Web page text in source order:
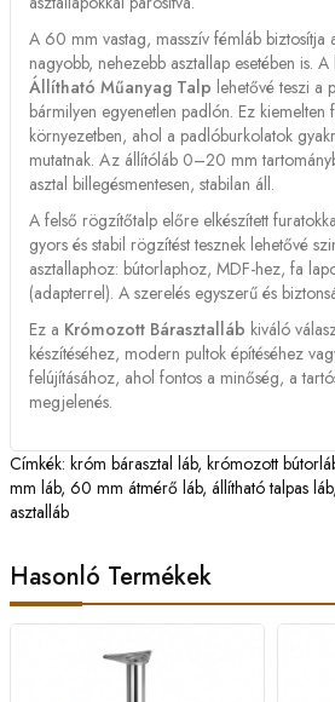
A 60 mm vastag, masszív fémláb biztosítja
nagyobb, nehezebb asztallap esetében is.
Állítható Műanyag Talp lehetővé teszi a
bármilyen egyenetlen padlón. Ez kiemelten
környezetben, ahol a padlóburkolatok
mutatnak. Az állítóláb 0–20 mm
asztal billegésmentesen, stabilan áll.
A felső rögzítőtalp előre elkészített
gyors és stabil rögzítést tesznek lehetővé
asztallaphoz: bútorlaphoz, MDF-hez, fa
(adapterrel). A szerelés egyszerű és
Ez a Krómozott Bárasztalláb kiváló
készítéséhez, modern pultok építéséhez
felújításához, ahol fontos a minőség, a
megjelenés.
Címkék: króm bárasztal láb, krómozott
mm láb, 60 mm átmérő láb, állítható talpas láb,
asztalláb
Hasonló Termékek